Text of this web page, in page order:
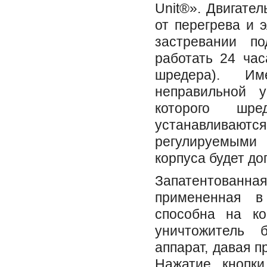
Unit®».
от перегрева и
застревании
работать 24
шредера).
неправильной
которого
корпуса будет
примененная
способна на
аппарат, давая